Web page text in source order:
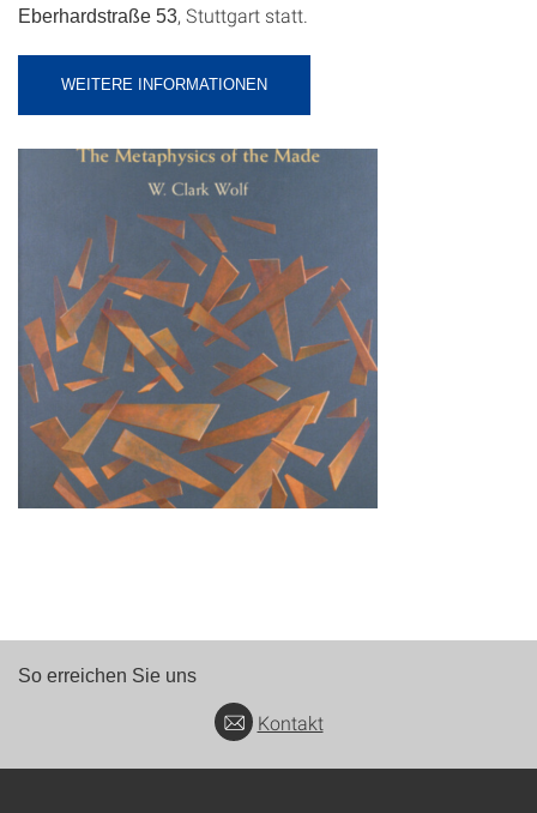
Eberhardstraße 53, Stuttgart statt.
WEITERE INFORMATIONEN
So erreichen Sie uns
Kontakt